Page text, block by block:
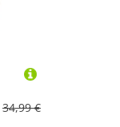
34,99 €